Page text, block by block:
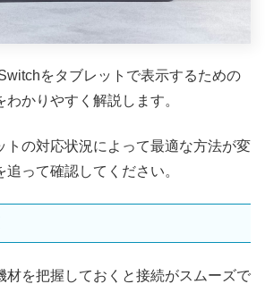
をタブレットで表示するための
かりやすく解説します。
トの対応状況によって最適な方法が変
って確認してください。
材を把握しておくと接続がスムーズで